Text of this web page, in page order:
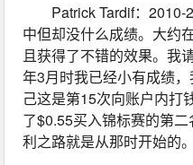
Patrick Tardif：
中但却没什么成绩。大约
且获得了不错的效果。我
年3月时我已经小有成绩
己这是第15次向账户内打
了$0.55买入锦标赛的第
利之路就是从那时开始的。